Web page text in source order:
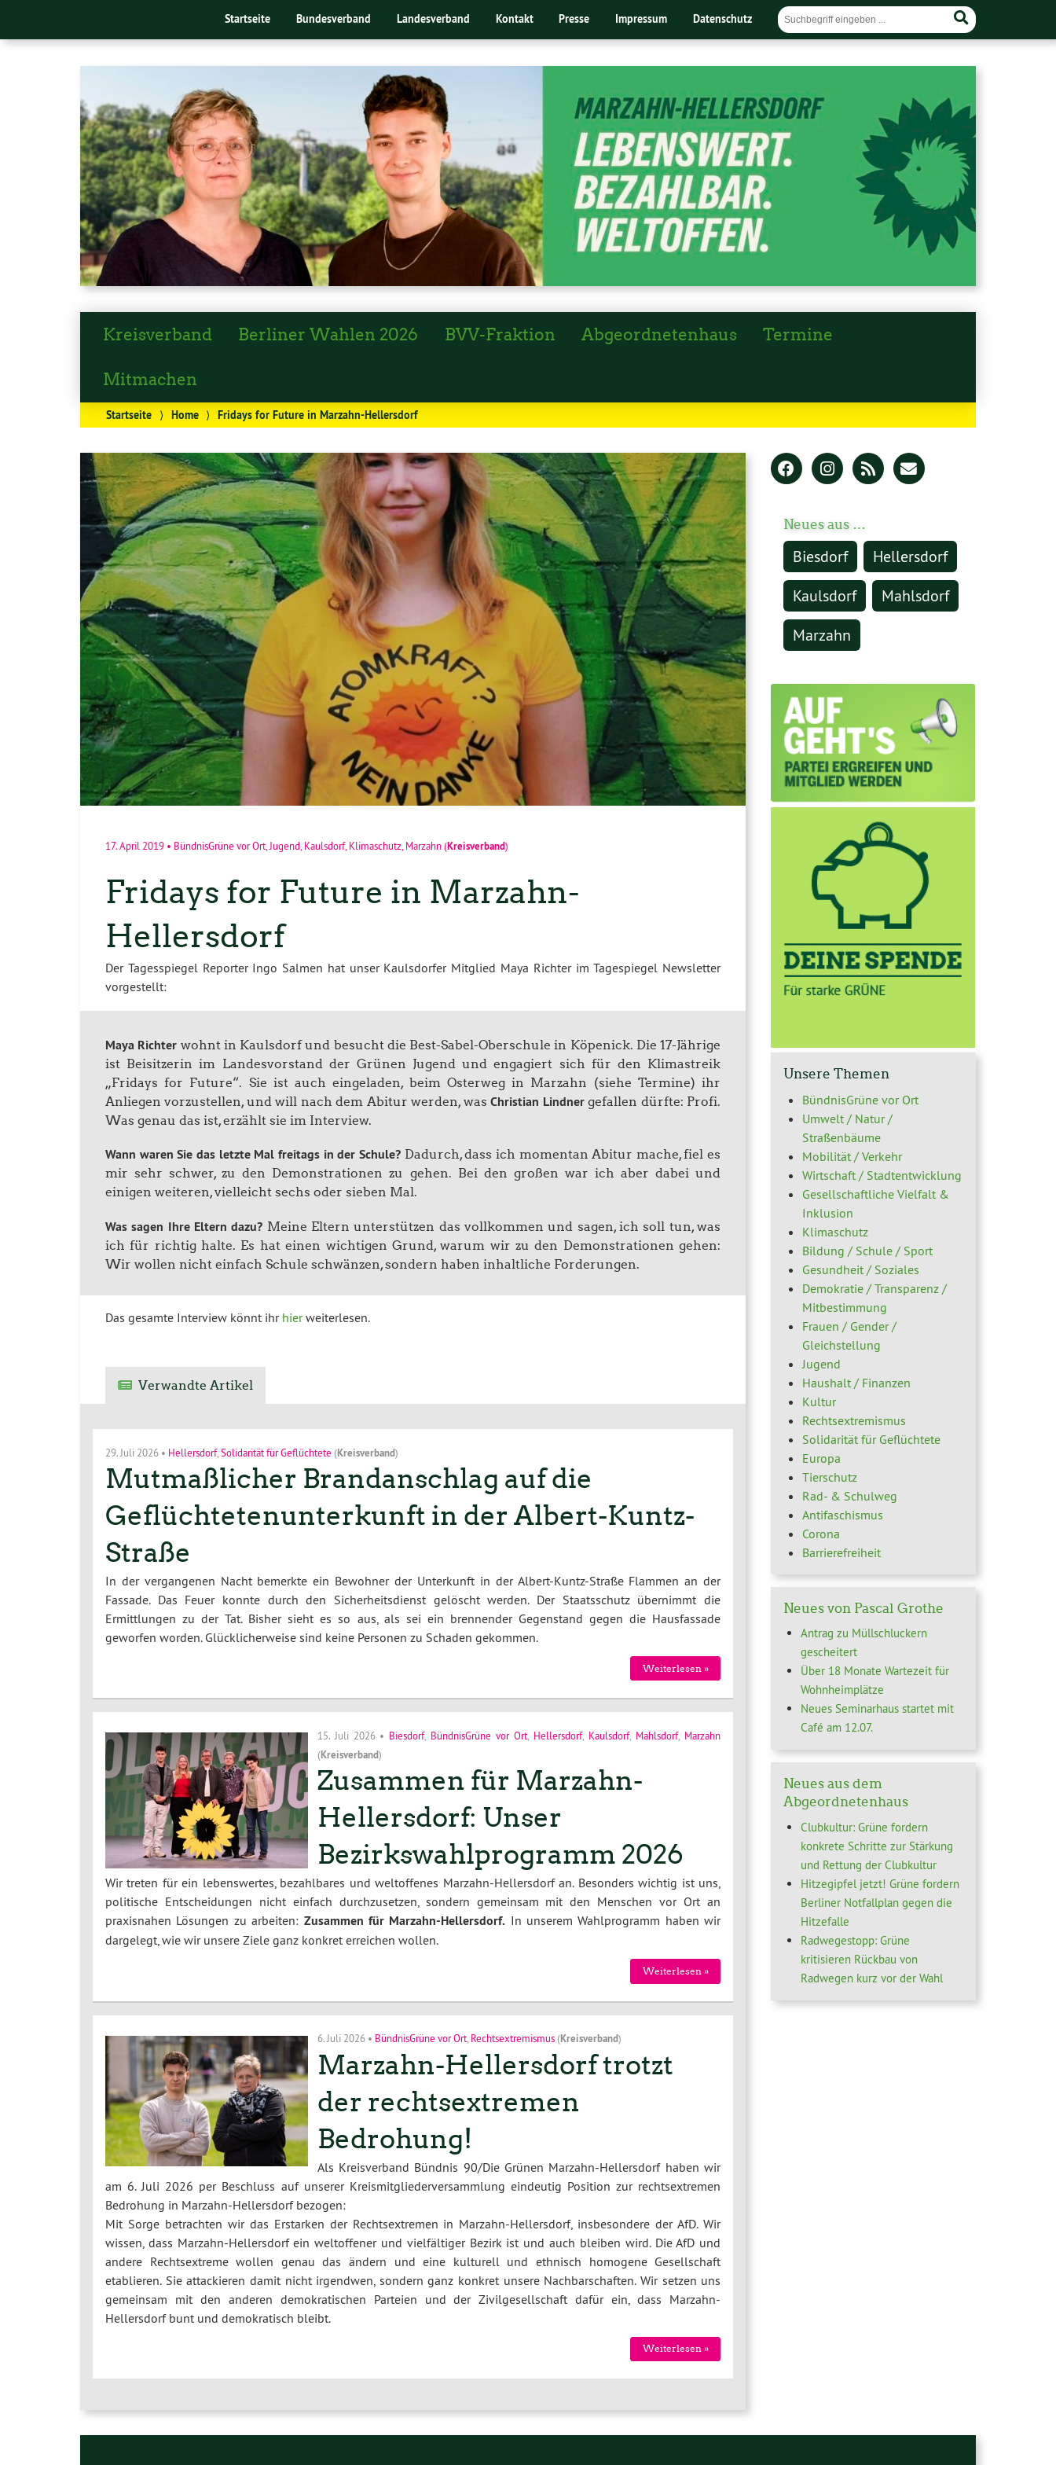
Startseite Bundesverband Landesverband Kontakt Presse Impressum Datenschutz
Kreisverband Berliner Wahlen 2026 BVV-Fraktion Abgeordnetenhaus Termine
Mitmachen
Startseite ⟩ Home ⟩ Fridays for Future in Marzahn-Hellersdorf
17. April 2019 • BündnisGrüne vor Ort,Jugend,Kaulsdorf,Klimaschutz,Marzahn(Kreisverband)
Fridays for Future in Marzahn-
Hellersdorf
Der Tagesspiegel Reporter Ingo Salmen hat unser Kaulsdorfer Mitglied Maya Richter im Tagespiegel Newsletter
vorgestellt:
Maya Richter wohnt in Kaulsdorf und besucht die Best-Sabel-Oberschule in Köpenick. Die 17-Jährige
ist Beisitzerin im Landesvorstand der Grünen Jugend und engagiert sich für den Klimastreik
„Fridays for Future“. Sie ist auch eingeladen, beim Osterweg in Marzahn (siehe Termine) ihr
Anliegen vorzustellen, und will nach dem Abitur werden, wasChristian Lindnergefallen dürfte: Profi.
Was genau das ist, erzählt sie im Interview.
Wann waren Sie das letzte Mal freitags in der Schule?Dadurch, dass ich momentan Abitur mache, fiel es
mir sehr schwer, zu den Demonstrationen zu gehen. Bei den großen war ich aber dabei und
einigen weiteren, vielleicht sechs oder sieben Mal.
Was sagen Ihre Eltern dazu? Meine Eltern unterstützen das vollkommen und sagen, ich soll tun, was
ich für richtig halte. Es hat einen wichtigen Grund, warum wir zu den Demonstrationen gehen:
Wir wollen nicht einfach Schule schwänzen, sondern haben inhaltliche Forderungen.
Das gesamte Interview könnt ihr hierweiterlesen.
Verwandte Artikel
29. Juli 2026 • Hellersdorf, Solidarität für Geflüchtete (Kreisverband)
Mutmaßlicher Brandanschlag auf die
Geflüchtetenunterkunft in der Albert-Kuntz-
Straße
In der vergangenen Nacht bemerkte ein Bewohner der Unterkunft in der Albert-Kuntz-Straße Flammen an der
Fassade. Das Feuer konnte durch den Sicherheitsdienst gelöscht werden. Der Staatsschutz übernimmt die
Ermittlungen zu der Tat. Bisher sieht es so aus, als sei ein brennender Gegenstand gegen die Hausfassade
geworfen worden. Glücklicherweise sind keine Personen zu Schaden gekommen.
Weiterlesen »
15. Juli 2026• Biesdorf, BündnisGrüne vor Ort Hellersdorf, Kaulsdorf, Mahlsdorf, Marzahn
(Kreisverband)
Zusammen für Marzahn-
Hellersdorf: Unser
Bezirkswahlprogramm 2026
Wir treten für ein lebenswertes, bezahlbares und weltoffenes Marzahn-Hellersdorf an. Besonders wichtig ist uns,
politische Entscheidungen nicht einfach durchzusetzen, sondern gemeinsam mit den Menschen vor Ort an
praxisnahen Lösungen zu arbeiten: Zusammen für Marzahn-Hellersdorf. In unserem Wahlprogramm haben wir
dargelegt, wie wir unsere Ziele ganz konkret erreichen wollen.
Weiterlesen »
6. Juli 2026• BündnisGrüne vor Ort, Rechtsextremismus(Kreisverband)
Marzahn-Hellersdorf trotzt
der rechtsextremen
Bedrohung!
Als Kreisverband Bündnis 90/Die Grünen Marzahn-Hellersdorf haben wir
am 6. Juli 2026 per Beschluss auf unserer Kreismitgliederversammlung eindeutig Position zur rechtsextremen
Bedrohung in Marzahn-Hellersdorf bezogen:
Mit Sorge betrachten wir das Erstarken der Rechtsextremen in Marzahn-Hellersdorf, insbesondere der AfD. Wir
wissen, dass Marzahn-Hellersdorf ein weltoffener und vielfältiger Bezirk ist und auch bleiben wird. Die AfD und
andere Rechtsextreme wollen genau das ändern und eine kulturell und ethnisch homogene Gesellschaft
etablieren. Sie attackieren damit nicht irgendwen, sondern ganz konkret unsere Nachbarschaften. Wir setzen uns
gemeinsam mit den anderen demokratischen Parteien und der Zivilgesellschaft dafür ein, dass Marzahn-
Hellersdorf bunt und demokratisch bleibt.
Weiterlesen »
Neues aus …
Biesdorf
Hellersdorf
Kaulsdorf
Mahlsdorf
Marzahn
Unsere Themen
BündnisGrüne vor Ort
Umwelt / Natur /
Straßenbäume
Mobilität / Verkehr
Wirtschaft / Stadtentwicklung
Gesellschaftliche Vielfalt &
Inklusion
Klimaschutz
Bildung / Schule / Sport
Gesundheit / Soziales
Demokratie / Transparenz /
Mitbestimmung
Frauen / Gender /
Gleichstellung
Jugend
Haushalt / Finanzen
Kultur
Rechtsextremismus
Solidarität für Geflüchtete
Europa
Tierschutz
Rad- & Schulweg
Antifaschismus
Corona
Barrierefreiheit
Neues von Pascal Grothe
Antrag zu Müllschluckern
gescheitert
Über 18 Monate Wartezeit für
Wohnheimplätze
Neues Seminarhaus startet mit
Café am 12.07.
Neues aus dem
Abgeordnetenhaus
Clubkultur: Grüne fordern
konkrete Schritte zur Stärkung
und Rettung der Clubkultur
Hitzegipfel jetzt! Grüne fordern
Berliner Notfallplan gegen die
Hitzefalle
Radwegestopp: Grüne
kritisieren Rückbau von
Radwegen kurz vor der Wahl